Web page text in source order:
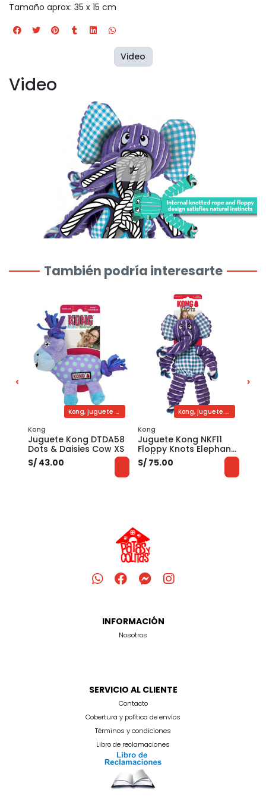
Tamaño aprox: 35 x 15 cm
Video
Video
También podría interesarte
Kong, juguete para perros peluche con soga
Kong
Juguete Kong DTDA58
Dots & Daisies Cow XS
S/ 43.00
Kong, juguete para perros de peluche y soga
Kong
Juguete Kong NKF11
Floppy Knots Elephant
MD/LG
S/ 75.00
INFORMACIÓN
Nosotros
SERVICIO AL CLIENTE
Contacto
Cobertura y política de envíos
Términos y condiciones
Libro de reclamaciones